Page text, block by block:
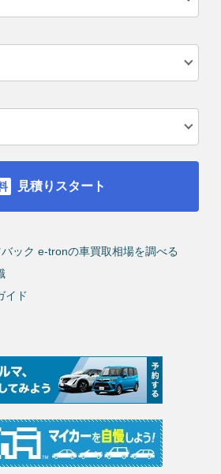
見積りスタート
ック e-tronの車買取相場を調べる
イド